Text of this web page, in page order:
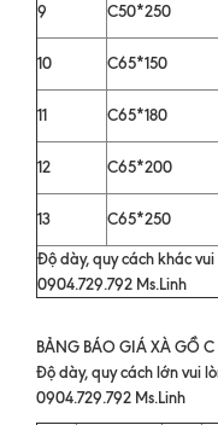
9
C50*250
10 C65*150
11
C65*180
12
C65*200
13
C65*250
Độ dày, quy cách khác
0904.729.792 Ms.Linh
BẢNG BÁO GIÁ XÀ GỒ C
Độ dày, quy cách lớn vui
0904.729.792 Ms.Linh